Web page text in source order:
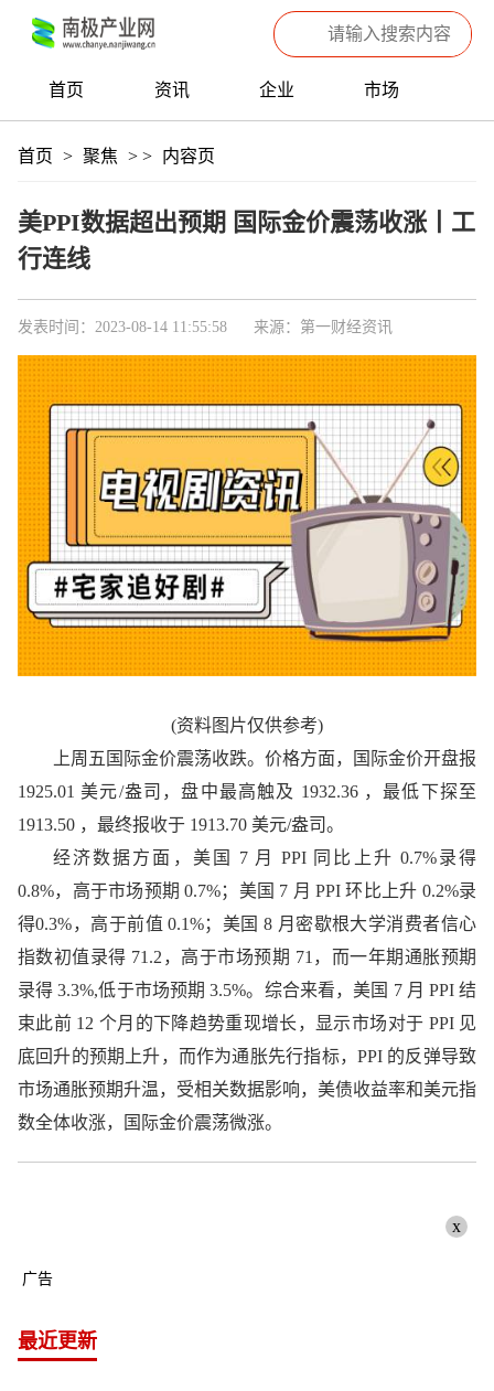
首页 资讯 企业 市场
首页 > 聚焦 > > 内容页
美PPI数据超出预期 国际金价震荡收涨丨工
行连线
发表时间：2023-08-14 11:55:58 来源：第一财经资讯
(资料图片仅供参考)
上周五国际金价震荡收跌。价格方面，国际金价开盘报
1925.01 美元/盎司，盘中最高触及 1932.36 ，最低下探至
1913.50 ，最终报收于 1913.70 美元/盎司。
经济数据方面，美国 7 月 PPI 同比上升 0.7%录得
0.8%，高于市场预期 0.7%；美国 7 月 PPI 环比上升 0.2%录
得0.3%，高于前值 0.1%；美国 8 月密歇根大学消费者信心
指数初值录得 71.2，高于市场预期 71，而一年期通胀预期
录得 3.3%,低于市场预期 3.5%。综合来看，美国 7 月 PPI 结
束此前 12 个月的下降趋势重现增长，显示市场对于 PPI 见
底回升的预期上升，而作为通胀先行指标，PPI 的反弹导致
市场通胀预期升温，受相关数据影响，美债收益率和美元指
数全体收涨，国际金价震荡微涨。
x
广告
最近更新